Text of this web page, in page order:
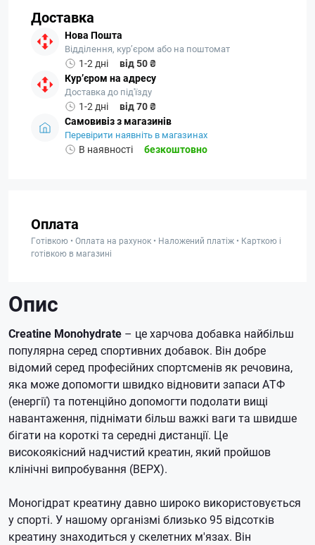
Доставка
Нова Пошта
Відділення, кур’єром або на поштомат
1-2 дні
від 50 ₴
Кур’єром на адресу
Доставка до під'їзду
1-2 дні
від 70 ₴
Самовивіз з магазинів
Перевірити наявніть в магазинах
В наявності безкоштовно
Оплата
Готівкою • Оплата на рахунок • Наложений платіж • Карткою і
готівкою в магазині
Опис
Creatine Monohydrate – це харчова добавка найбільш
популярна серед спортивних добавок. Він добре
відомий серед професійних спортсменів як речовина,
яка може допомогти швидко відновити запаси АТФ
(енергії) та потенційно допомогти подолати вищі
навантаження, піднімати більш важкі ваги та швидше
бігати на короткі та середні дистанції. Це
високоякісний надчистий креатин, який пройшов
клінічні випробування (ВЕРХ).
Моногідрат креатину давно широко використовується
у спорті. У нашому організмі близько 95 відсотків
креатину знаходиться у скелетних м'язах. Він